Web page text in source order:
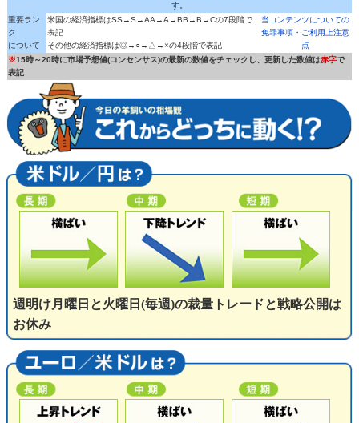
す。
重要ラン
ク
について
米国の経済指標はSS→S→AA→A→BB→B→Cの7段階で
表記
その他の経済指標は◎→○→△→×の4段階で表記
当コンテンツについての
免罪事項・ご利用上注意
点
※15時～20時に市場予想値(コンセンサス)の最新の数値をチェックし、更新した数値は赤字で
表記
週明け月曜日と火曜日(毎週)の裁量トレードと戦略公開は
お休み